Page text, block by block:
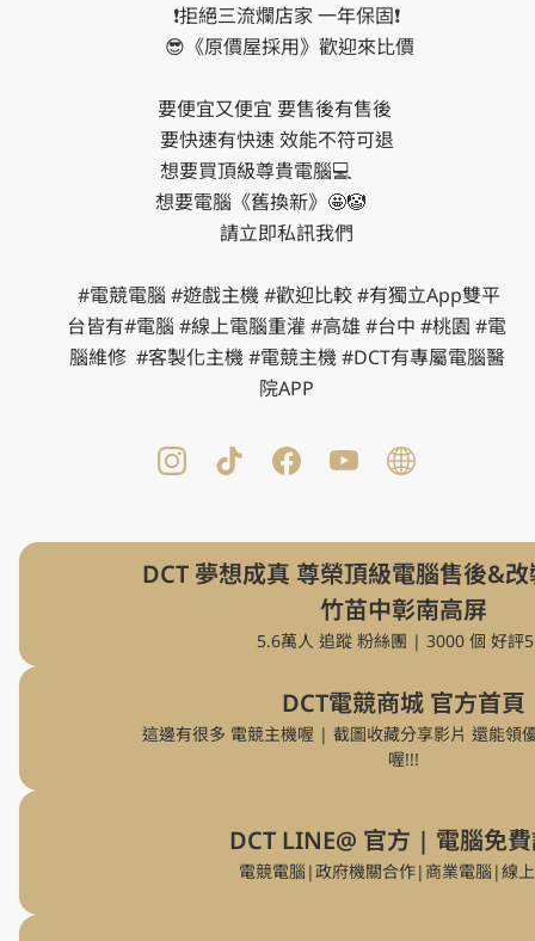
❗️拒絕三流爛店家 一年保固❗️
要便宜又便宜 要售後有售後
想要買頂級尊貴電腦💻
想要電腦《舊換新》🤩🤡
台皆有#電腦 #線上電腦重灌 #高雄 #台中 #桃園 #電
腦維修  #客製化主機 #電競主機 #DCT有專屬電腦醫
院APP
DCT 夢想成真 尊榮頂級電腦售後&
竹苗中彰南高屏
5.6萬人 追蹤 粉絲團 | 3000 個 好評
DCT電競商城 官方首頁
這邊有很多 電競主機喔 | 截圖收藏分享影片 還能領
喔!!!
DCT LINE@ 官方 | 電腦免
電競電腦|政府機關合作|商業電腦|線